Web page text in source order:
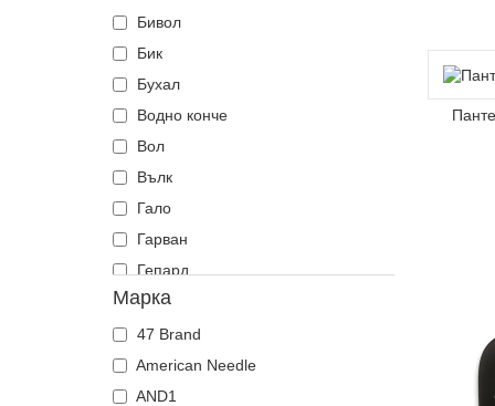
Оранжев
Роза
Сив
Син
Тъмносин
Червен
Черен
Бивол
Бик
Бухал
Водно конче
Вол
Вълк
Гало
Гарван
Гепард
Гущер
Гълъб
Делфин
Доберман
Марка
47 Brand
American Needle
AND1